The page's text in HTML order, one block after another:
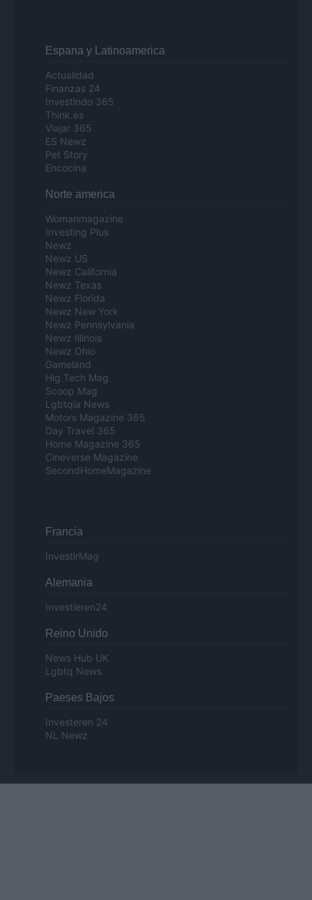
Espana y Latinoamerica
Actualidad
Finanzas 24
Investindo 365
Think.es
Viajar 365
ES Newz
Pet Story
Encocina
Norte america
Womanmagazine
Investing Plus
Newz
Newz US
Newz California
Newz Texas
Newz Florida
Newz New York
Newz Pennsylvania
Newz Illinois
Newz Ohio
Gameland
Hig Tech Mag
Scoop Mag
Lgbtqia News
Motors Magazine 365
Day Travel 365
Home Magazine 365
Cineverse Magazine
SecondHomeMagazine
Francia
InvestirMag
Alemania
Investieren24
Reino Unido
News Hub UK
Lgbtq News
Paeses Bajos
Investeren 24
NL Newz